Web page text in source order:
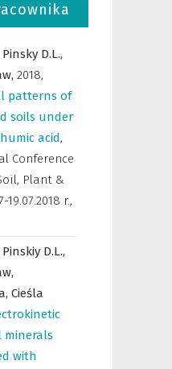
Pinsky D.L.,
2018,
patterns of
soils under
acid,
Conference
Plant &
r.,
Pinskiy D.L.,
Cieśla
minerals
with